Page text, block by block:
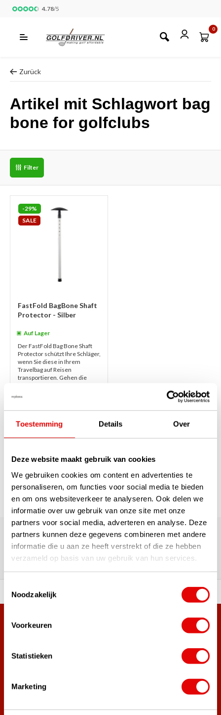
Toestemming Details Over
Deze website maakt gebruik van cookies
We gebruiken cookies om content en advertenties te
personaliseren, om functies voor social media te bieden
en om ons websiteverkeer te analyseren. Ook delen we
informatie over uw gebruik van onze site met onze
partners voor social media, adverteren en analyse. Deze
partners kunnen deze gegevens combineren met andere
informatie die u aan ze heeft verstrekt of die ze hebben
verzameld op basis van uw gebruik van hun services.
Noodzakelijk
Voorkeuren
Statistieken
Marketing
4.78/5
0
Zurück
Artikel mit Schlagwort bag
bone for golfclubs
Filter
-29%
SALE
FastFold BagBone Shaft
Protector - Silber
Auf Lager
Der FastFold Bag Bone Shaft
Protector schützt Ihre Schläger,
wenn Sie diese in Ihrem
Travelbag auf Reisen
transportieren. Gehen die
Seite 1 von 1
1
Über 180.000 Kunden | Über 5.000 Bewertungen | Trusted
Shops, TrustPilot, Google
Bewertungen: Das sagen unsere
Kunden
an Top-Marken! Vor 15:00 Uhr bestellt,
Mehr als 38.000 Kunden haben sich bereits
Melde dich für den Newsletter an und verpasse nie wieder
die besten Golfangebote!